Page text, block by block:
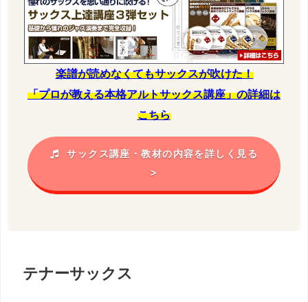
楽譜が読めなくてもサックスが吹けた！
「プロが教える本格アルトサックス講座」の詳細は
こちら
サックス講座・教材の内容を詳しく見る
>
テナーサックス